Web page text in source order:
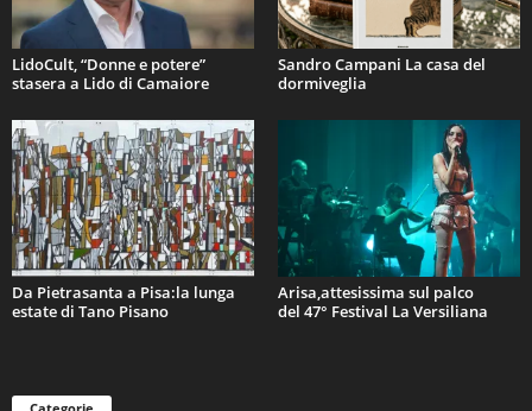
LidoCult, “Donne e potere”
stasera a Lido di Camaiore
Sandro Campani La casa del
dormiveglia
Da Pietrasanta a Pisa:la lunga
estate di Tano Pisano
Arisa,attesissima sul palco
del 47° Festival La Versiliana